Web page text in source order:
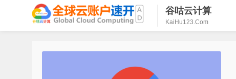
谷咕云计算
KaiHu123.Com